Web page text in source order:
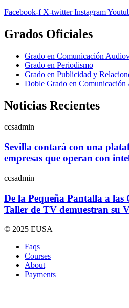
Facebook-f X-twitter Instagram
Grados Oficiales
Grado en Comunicación
Grado en Periodismo
Grado en Publicidad y
Doble Grado en
Noticias Recientes
ccsadmin
Sevilla contará con una
empresas que operan con
ccsadmin
De la Pequeña Pantalla a las
Taller de TV demuestran su
© 2025 EUSA
Faqs
Courses
About
Payments